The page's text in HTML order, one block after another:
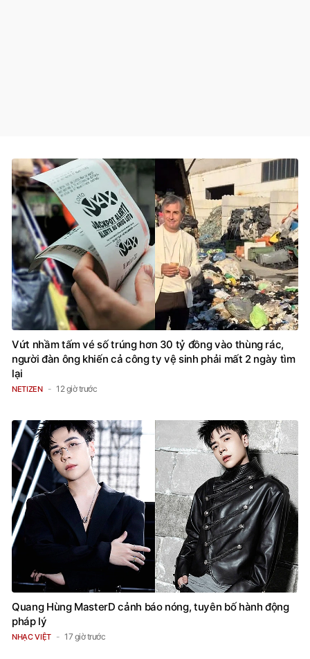
Vứt nhầm tấm vé số trúng hơn 30 tỷ đồng vào thùng rác,
người đàn ông khiến cả công ty vệ sinh phải mất 2 ngày tìm
lại
NETIZEN 12 giờ trước
Quang Hùng MasterD cảnh báo nóng, tuyên bố hành động
pháp lý
NHẠC VIỆT 17 giờ trước